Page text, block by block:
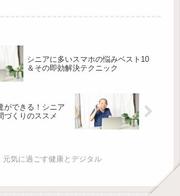
シニアに多いスマホの悩みベスト10
＆その即効解決テクニック
ができる！シニア
づくりのススメ
元気に過ごす健康とデジタル